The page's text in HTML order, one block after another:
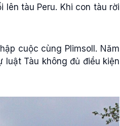
tàu Peru. Khi con tàu rời
cuộc cùng Plimsoll. Năm
luật Tàu không đủ điều kiện